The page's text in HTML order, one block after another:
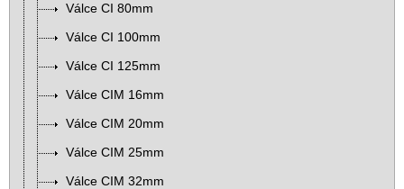
Válce CI 80mm
Válce CI 100mm
Válce CI 125mm
Válce CIM 16mm
Válce CIM 20mm
Válce CIM 25mm
Válce CIM 32mm